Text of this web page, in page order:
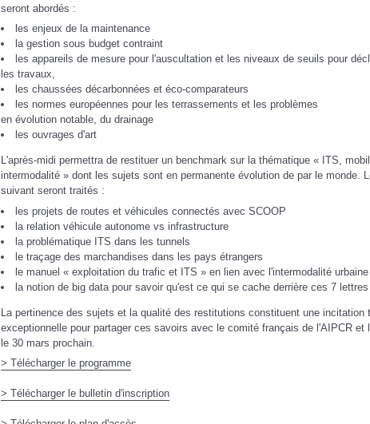
seront abordés :
les enjeux de la maintenance
la gestion sous budget contraint
les appareils de mesure pour l'auscultation et les niveaux de seuils pour
les travaux,
les chaussées décarbonnées et éco-comparateurs
les normes européennes pour les terrassements et les problèmes
en évolution notable, du drainage
les ouvrages d'art
L'après-midi permettra de restituer un benchmark sur la thématique « ITS,
intermodalité » dont les sujets sont en permanente évolution de par le monde.
suivant seront traités :
les projets de routes et véhicules connectés avec SCOOP
la relation véhicule autonome vs infrastructure
la problématique ITS dans les tunnels
le traçage des marchandises dans les pays étrangers
le manuel « exploitation du trafic et ITS » en lien avec l'intermodalité urbaine
la notion de big data pour savoir qu'est ce qui se cache derrière ces 7 lettres
La pertinence des sujets et la qualité des restitutions constituent une incitation
exceptionnelle pour partager ces savoirs avec le comité français de l'AIPCR et
le 30 mars prochain.
> Télécharger le programme
> Télécharger le bulletin d'inscription